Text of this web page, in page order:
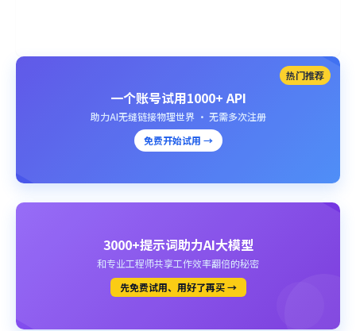
热门推荐
一个账号试用1000+ API
助力AI无缝链接物理世界 · 无需多次注册
免费开始试用 →
3000+提示词助力AI大模型
和专业工程师共享工作效率翻倍的秘密
先免费试用、用好了再买 →